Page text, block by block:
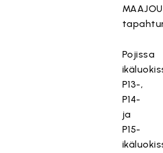
Pojissa
P13-,
P14-
ja
P15-